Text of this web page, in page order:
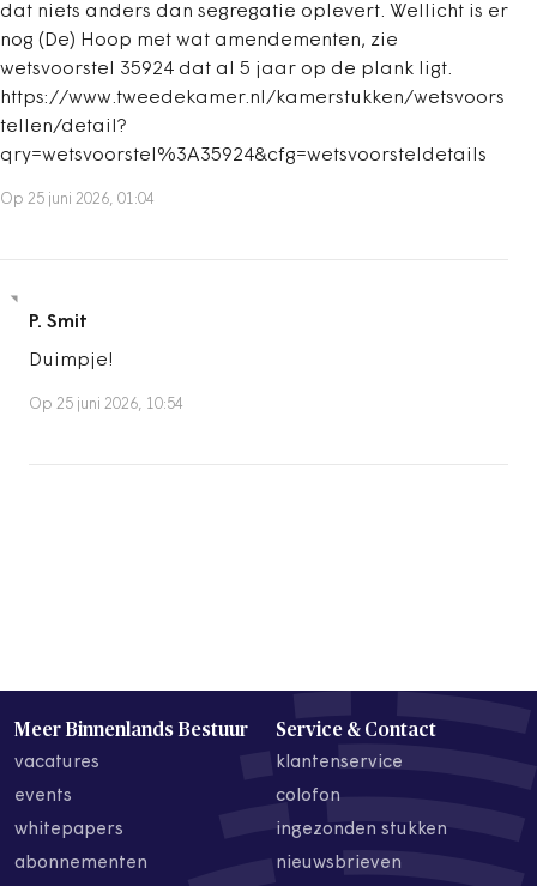
dat niets anders dan segregatie oplevert. Wellicht is er
nog (De) Hoop met wat amendementen, zie
wetsvoorstel 35924 dat al 5 jaar op de plank ligt.
https://www.tweedekamer.nl/kamerstukken/wetsvoors
tellen/detail?
qry=wetsvoorstel%3A35924&cfg=wetsvoorsteldetails
Op 25 juni 2026, 01:04
P. Smit
Duimpje!
Op 25 juni 2026, 10:54
Meer Binnenlands Bestuur
vacatures
events
whitepapers
abonnementen
Service & Contact
klantenservice
colofon
ingezonden stukken
nieuwsbrieven